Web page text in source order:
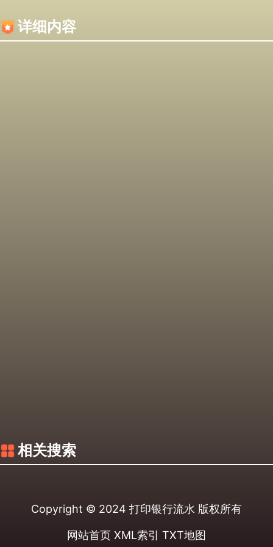
详细内容
相关搜索
Copyright © 2024 打印银行流水 版权所有
网站首页 XML索引 TXT地图